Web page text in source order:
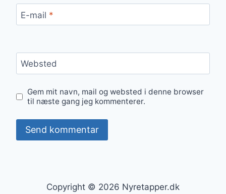
E-mail *
Websted
Gem mit navn, mail og websted i denne browser
til næste gang jeg kommenterer.
Copyright © 2026 Nyretapper.dk